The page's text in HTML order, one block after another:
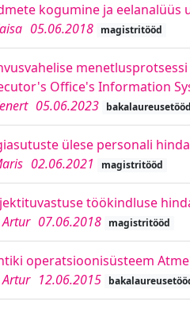
kogumine ja eelanalüüs
05.06.2018 magistritööd
Office's Information
05.06.2023 bakalaureusetööd
ülese personali
02.06.2021 magistritööd
töökindluse
07.06.2018 magistritööd
operatsioonisüsteem
12.06.2015